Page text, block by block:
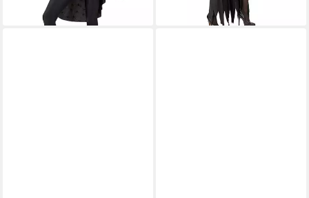
lieferbar - in 5-6 Werktagen bei dir